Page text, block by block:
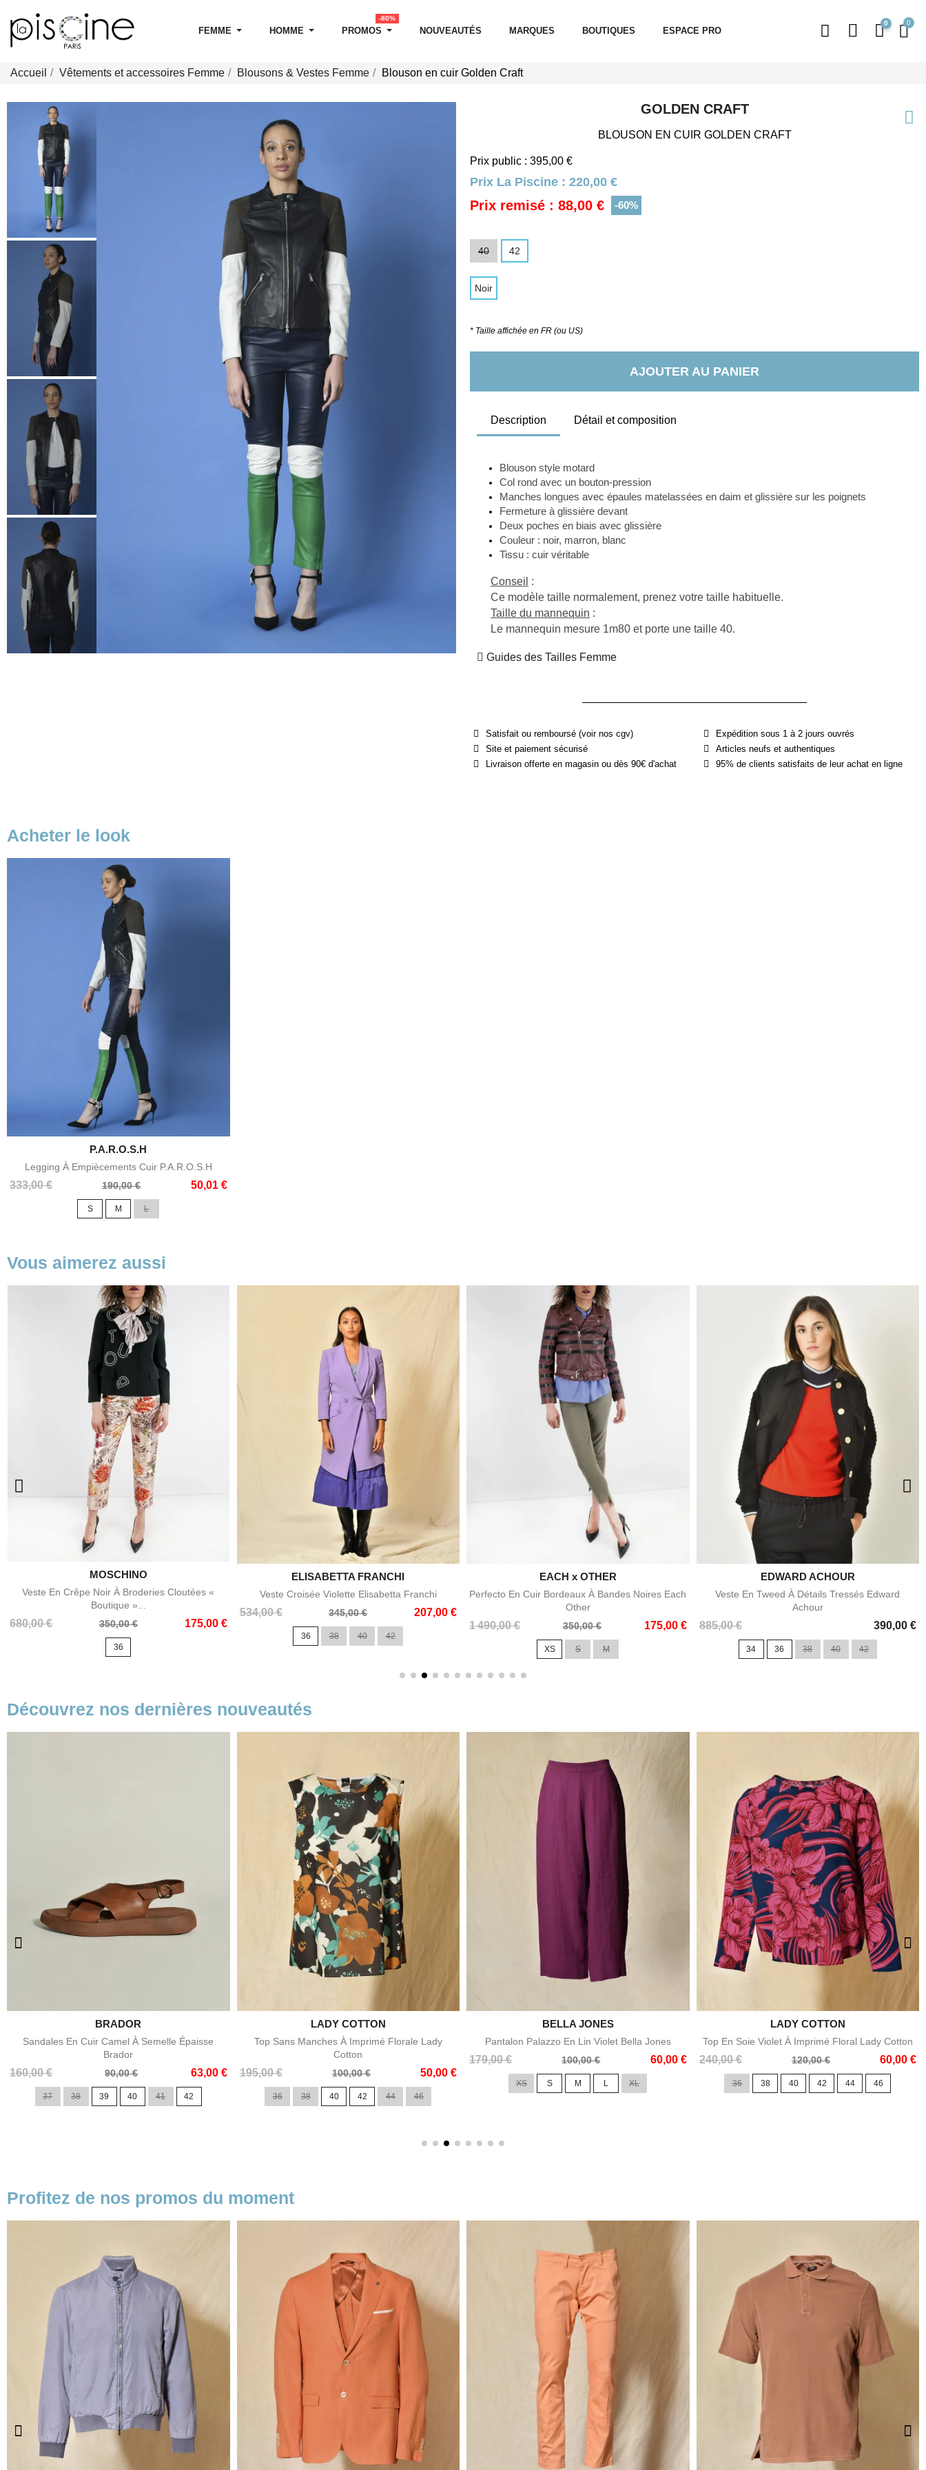
FEMME HOMME PROMOS
-80%
NOUVEAUTÉS MARQUES BOUTIQUES ESPACE PRO
0
Accueil Vêtements et accessoires Femme Blousons & Vestes Femme Blouson en cuir Golden Craft
GOLDEN CRAFT
BLOUSON EN CUIR GOLDEN CRAFT
Prix public : 395,00 €
Prix La Piscine : 220,00 €
Prix remisé : 88,00 € -60%
40 42
Noir
* Taille affichée en FR (ou US)
AJOUTER AU PANIER
Description Détail et composition
Blouson style motard
Col rond avec un bouton-pression
Manches longues avec épaules matelassées en daim et glissière sur les poignets
Fermeture à glissière devant
Deux poches en biais avec glissière
Couleur : noir, marron, blanc
Tissu : cuir véritable
Conseil :
Ce modèle taille normalement, prenez votre taille habituelle.
Taille du mannequin :
Le mannequin mesure 1m80 et porte une taille 40.
Guides des Tailles Femme
Satisfait ou remboursé (voir nos cgv)
Site et paiement sécurisé
Livraison offerte en magasin ou dès 90€ d'achat
Expédition sous 1 à 2 jours ouvrés
Articles neufs et authentiques
95% de clients satisfaits de leur achat en ligne
Acheter le look
Aperçu rapide
P.A.R.O.S.H
Legging À Empiècements Cuir P.A.R.O.S.H
333,00 €
Prix
190,00 € 50,01 €
Prix
S M L
Vous aimerez aussi
Aperçu rapide
MOSCHINO
Veste En Crêpe Noir À Broderies Cloutées «
Boutique »...
680,00 €
Prix
350,00 € 175,00 €
Prix
36
Aperçu rapide
ELISABETTA FRANCHI
Veste Croisée Violette Elisabetta Franchi
534,00 €
Prix
345,00 € 207,00 €
Prix
36 38 40 42
Aperçu rapide
EACH x OTHER
Perfecto En Cuir Bordeaux À Bandes Noires Each
Other
1 490,00 €
Prix
350,00 € 175,00 €
Prix
XS S M
Aperçu rapide
EDWARD ACHOUR
Veste En Tweed À Détails Tressés Edward
Achour
885,00 € 390,00 €
Prix
34 36 38 40 42
Découvrez nos dernières nouveautés
Aperçu rapide
BRADOR
Sandales En Cuir Camel À Semelle Épaisse
Brador
160,00 €
Prix
90,00 € 63,00 €
Prix
37 38 39 40 41 42
Aperçu rapide
LADY COTTON
Top Sans Manches À Imprimé Florale Lady
Cotton
195,00 €
Prix
100,00 € 50,00 €
Prix
36 38 40 42 44 46
Aperçu rapide
BELLA JONES
Pantalon Palazzo En Lin Violet Bella Jones
179,00 €
Prix
100,00 € 60,00 €
Prix
XS S M L XL
Aperçu rapide
LADY COTTON
Top En Soie Violet À Imprimé Floral Lady Cotton
240,00 €
Prix
120,00 € 60,00 €
Prix
36 38 40 42 44 46
Profitez de nos promos du moment